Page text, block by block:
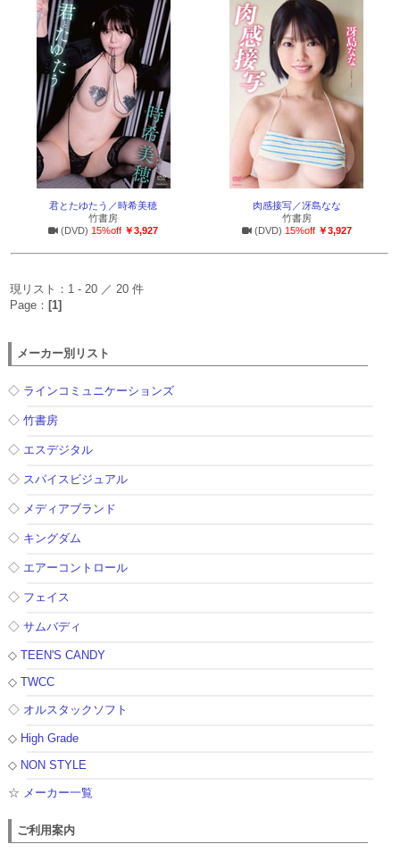
君とたゆたう／時希美穂
竹書房
(DVD) 15%off ￥3,927
肉感接写／冴島なな
竹書房
(DVD) 15%off ￥3,927
現リスト：1 - 20 ／ 20 件
Page： [1]
メーカー別リスト
◇ ラインコミュニケーションズ
◇竹書房
◇ エスデジタル
◇ スパイスビジュアル
◇ メディアブランド
◇ キングダム
◇ エアーコントロール
◇ フェイス
◇サムバディ
◇TEEN'S CANDY
◇TWCC
◇ オルスタックソフト
◇ High Grade
◇ NON STYLE
☆ メーカー一覧
ご利用案内